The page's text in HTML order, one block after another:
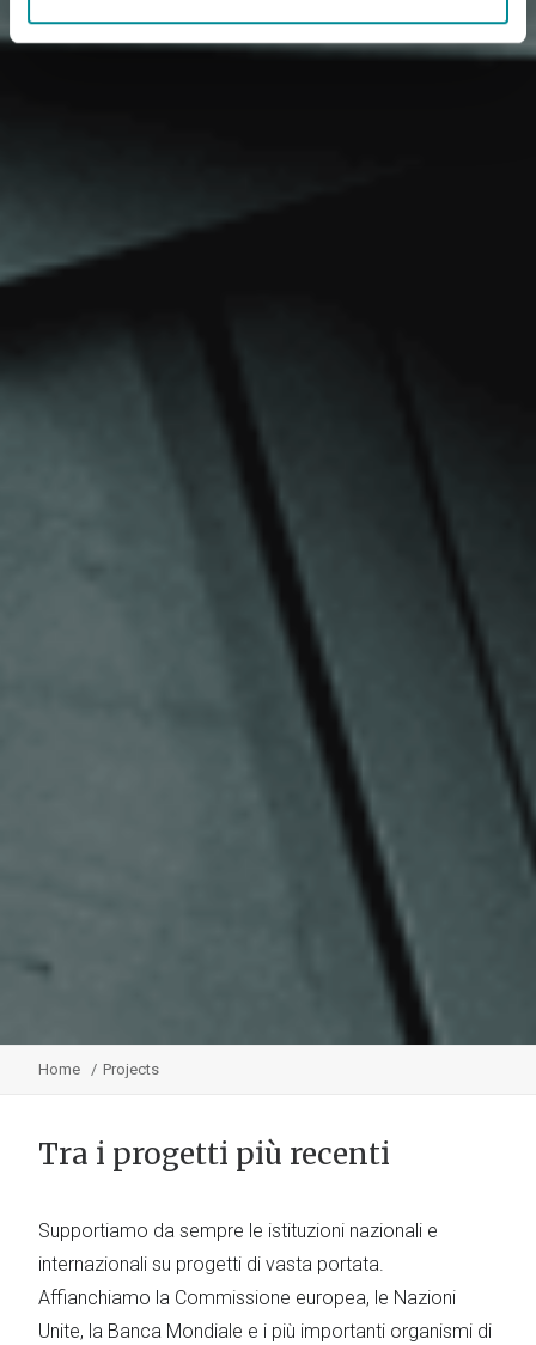
Home Projects
Tra i progetti più recenti
Supportiamo da sempre le istituzioni nazionali e
internazionali su progetti di vasta portata.
Affianchiamo la Commissione europea, le Nazioni
Unite, la Banca Mondiale e i più importanti organismi di